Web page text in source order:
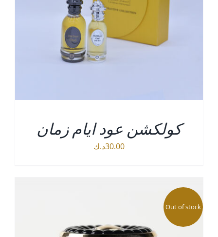
كولكشن عود ايام زمان
30.00د.ك
Out of stock